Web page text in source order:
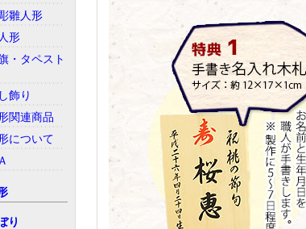
雛人形
形
・タペスト
飾り
関連商品
について
り